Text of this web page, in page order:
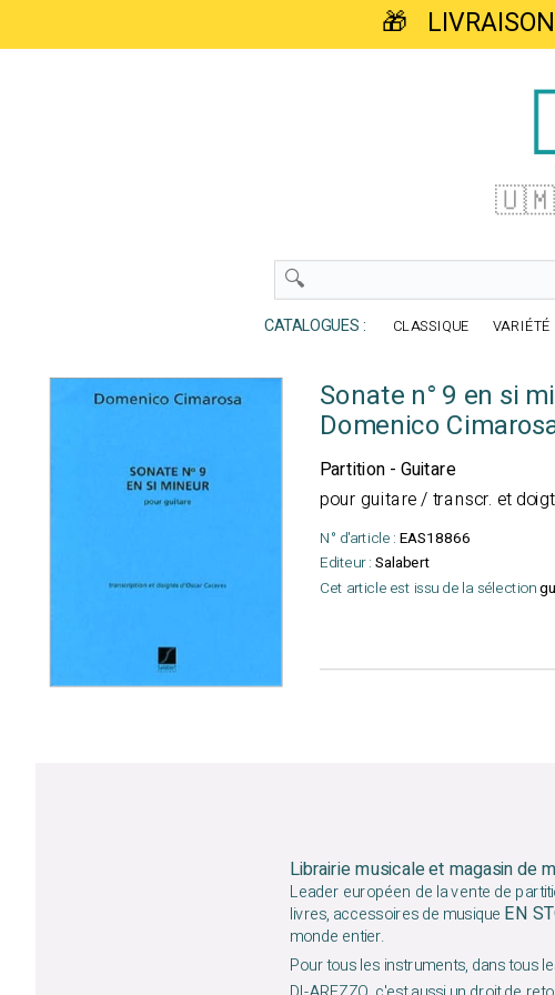
🎁
🇺🇲
CATALOGUES : CLASSIQUE VARIÉTÉ
Sonate n° 9 en si
Domenico
Partition - Guitare
pour guitare / transcr. et
N° d'article : EAS18866
Editeur : Salabert
Cet article est issu de la sélection
Librairie musicale et magasin de
Leader européen de la vente de
livres, accessoires de musique EN
monde entier.
Pour tous les instruments, dans tous